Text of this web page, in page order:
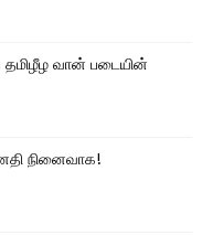
வான் படையின்
நினைவாக!